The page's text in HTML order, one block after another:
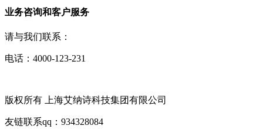
业务咨询和客户服务
请与我们联系：
电话：4000-123-231
版权所有 上海艾纳诗科技集团有限公司
友链联系qq：934328084